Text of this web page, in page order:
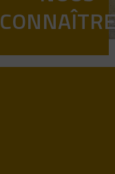
CONNAÎTRE